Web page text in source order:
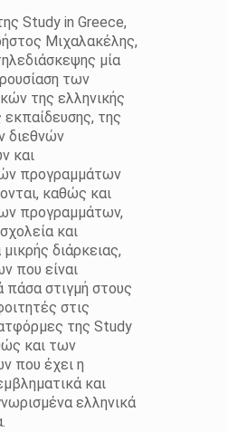
Study in Greece,
Μιχαλακέλης,
μία
των
της ελληνικής
εκπαίδευσης, της
διεθνών
και
προγραμμάτων
καθώς και
προγραμμάτων,
και
διάρκειας,
που είναι
πάσα στιγμή στους
στις
της Study
και των
που έχει η
και
ελληνικά